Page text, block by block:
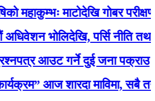
माटोदेखि गोबर परीक्षणसम्म
भोलिदेखि, पर्सि नीति तथा
आउट गर्ने दुई जना पक्राउ
आज शारदा माविमा, सबै